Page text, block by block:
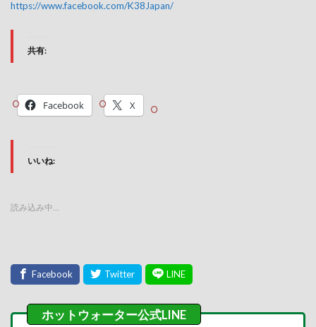
https://www.facebook.com/K38Japan/
共有:
Facebook X
いいね:
読み込み中…